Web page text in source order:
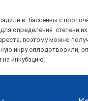
в бассейны с
определения степени их
поэтому можно
икру оплодотворили,
инкубацию.